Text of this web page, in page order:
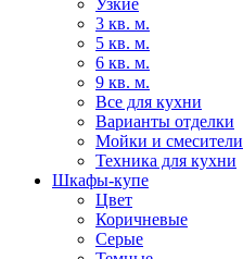
Узкие
3 кв. м.
5 кв. м.
6 кв. м.
9 кв. м.
Все для кухни
Варианты отделки
Мойки и смесители
Техника для кухни
Шкафы-купе
Цвет
Коричневые
Серые